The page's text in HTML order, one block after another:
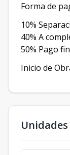
Forma de
10%
40% A
50% Pago
Inicio de
Unidades